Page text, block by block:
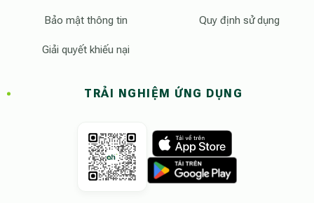
Bảo mật thông tin
Giải quyết khiếu nại
Quy định sử dụng
TRẢI NGHIỆM ỨNG DỤNG